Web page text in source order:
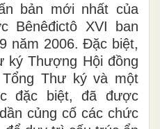
bản mới nhất của
Bênêđictô XVI ban
năm 2006. Đặc biệt,
ký Thượng Hội đồng
Thư ký và một
đặc biệt, đã được
củng cố các chức